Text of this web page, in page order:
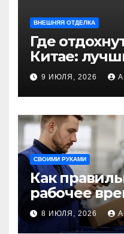
ВНЕШНЯЯ ОТДЕЛКА
Где
Китае:
9 ИЮЛЯ, 2026
СВОИМИ РУКАМИ
Как
рабочее
бизнеса
8 ИЮЛЯ, 2026